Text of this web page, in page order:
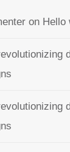
on Hello